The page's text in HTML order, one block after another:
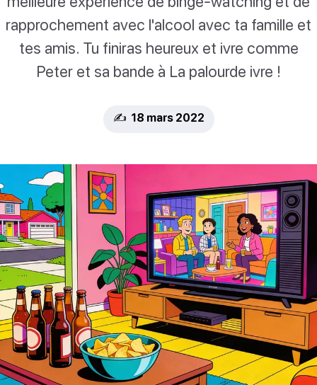
rapprochement avec l'alcool avec ta famille et
tes amis. Tu finiras heureux et ivre comme
Peter et sa bande à La palourde ivre !
✍️ 18 mars 2022